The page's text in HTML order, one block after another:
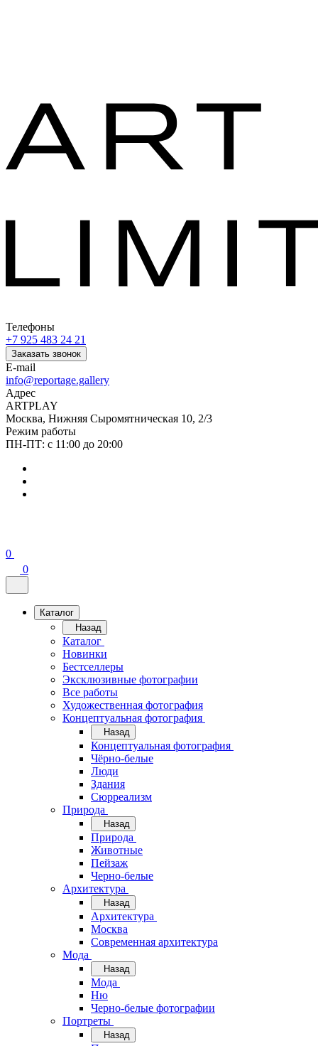
Телефоны
+7 925 483 24 21
Заказать звонок
E-mail
info@reportage.gallery
Адрес
ARTPLAY
Москва, Нижняя Сыромятническая 10, 2/3
Режим работы
ПН-ПТ: с 11:00 до 20:00
0
0
Каталог
Назад
Каталог
Новинки
Бестселлеры
Эксклюзивные фотографии
Все работы
Художественная фотография
Концептуальная фотография
Назад
Концептуальная фотография
Чёрно-белые
Люди
Здания
Сюрреализм
Природа
Назад
Природа
Животные
Пейзаж
Черно-белые
Архитектура
Назад
Архитектура
Москва
Современная архитектура
Мода
Назад
Мода
Ню
Черно-белые фотографии
Портреты
Назад